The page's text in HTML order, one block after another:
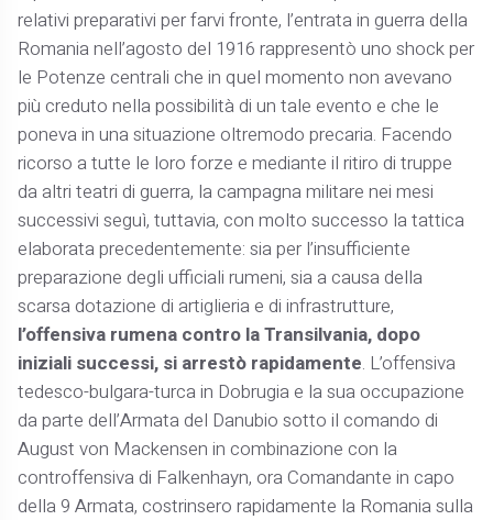
relativi preparativi per farvi fronte, l’entrata in guerra della
Romania nell’agosto del 1916 rappresentò uno shock per
le Potenze centrali che in quel momento non avevano
più creduto nella possibilità di un tale evento e che le
poneva in una situazione oltremodo precaria. Facendo
ricorso a tutte le loro forze e mediante il ritiro di truppe
da altri teatri di guerra, la campagna militare nei mesi
successivi seguì, tuttavia, con molto successo la tattica
elaborata precedentemente: sia per l’insufficiente
preparazione degli ufficiali rumeni, sia a causa della
scarsa dotazione di artiglieria e di infrastrutture,
l’offensiva rumena contro la Transilvania, dopo
iniziali successi, si arrestò rapidamente. L’offensiva
tedesco-bulgara-turca in Dobrugia e la sua occupazione
da parte dell’Armata del Danubio sotto il comando di
August von Mackensen in combinazione con la
controffensiva di Falkenhayn, ora Comandante in capo
della 9 Armata, costrinsero rapidamente la Romania sulla